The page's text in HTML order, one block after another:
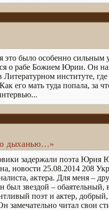
это было особенно
о рабе Божием Юрии. Он
институте,
его мать туда попала,
дыханью…»
задержали поэта
новости 25.08.2014 208
актера. Для меня –
был звездой –
поэт и актер,
замечательно читал свои